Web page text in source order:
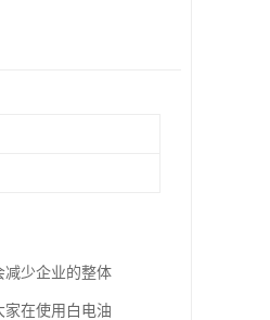
减少企业的整体
在使用白电油